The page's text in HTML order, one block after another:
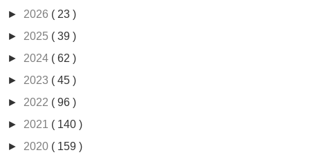
► 2026 ( 23 )
► 2025 ( 39 )
► 2024 ( 62 )
► 2023 ( 45 )
► 2022 ( 96 )
► 2021 ( 140 )
► 2020 ( 159 )